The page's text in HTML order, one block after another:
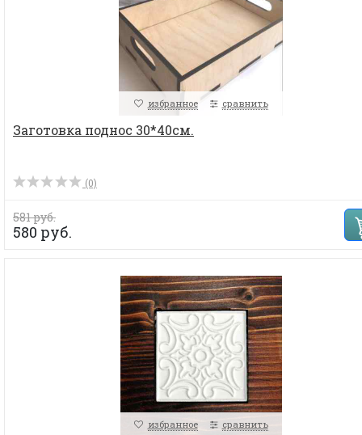
избранное сравнить
Заготовка поднос 30*40см.
(0)
581 руб.
580 руб.
избранное сравнить